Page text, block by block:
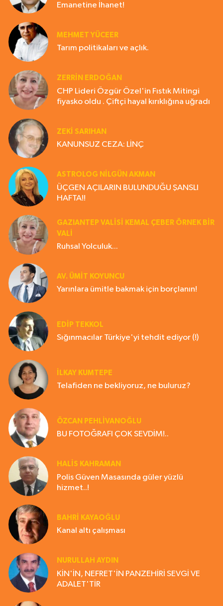
Emanetine İhanet!
MEHMET YÜCEER
Tarım politikaları ve açlık.
ZERRIN ERDOĞAN
CHP Lideri Özgür Özel'in Fıstık Mitingi
fiyasko oldu . Çiftçi hayal kırıklığına uğradı
ZEKI SARIHAN
KANUNSUZ CEZA: LİNÇ
ASTROLOG NILGÜN AKMAN
ÜÇGEN AÇILARIN BULUNDUĞU ŞANSLI
HAFTA!!
GAZIANTEP VALISI KEMAL ÇEBER ÖRNEK BİR
VALİ
Ruhsal Yolculuk...
AV. ÜMIT KOYUNCU
Yarınlara ümitle bakmak için borçlanın!
EDIP TEKKOL
Sığınmacılar Türkiye'yi tehdit ediyor (!)
İLKAY KUMTEPE
Telafiden ne bekliyoruz, ne buluruz?
ÖZCAN PEHLİVANOĞLU
BU FOTOĞRAFI ÇOK SEVDİM!..
HALIS KAHRAMAN
Polis Güven Masasında güler yüzlü
hizmet..!
BAHRI KAYAOĞLU
Kanal altı çalışması
NURULLAH AYDIN
KİN'İN, NEFRET'İN PANZEHİRİ SEVGİ VE
ADALET'TİR